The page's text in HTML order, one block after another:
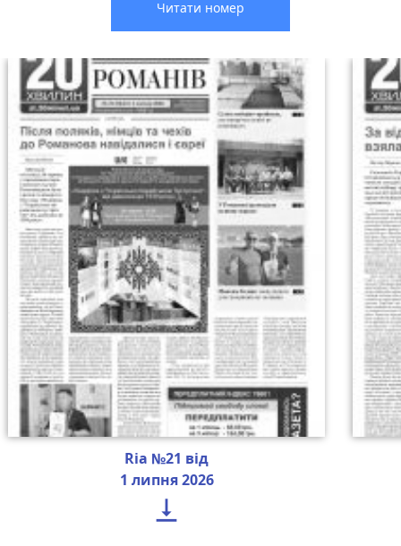
Читати номер
Ria №21 від
1 липня 2026
